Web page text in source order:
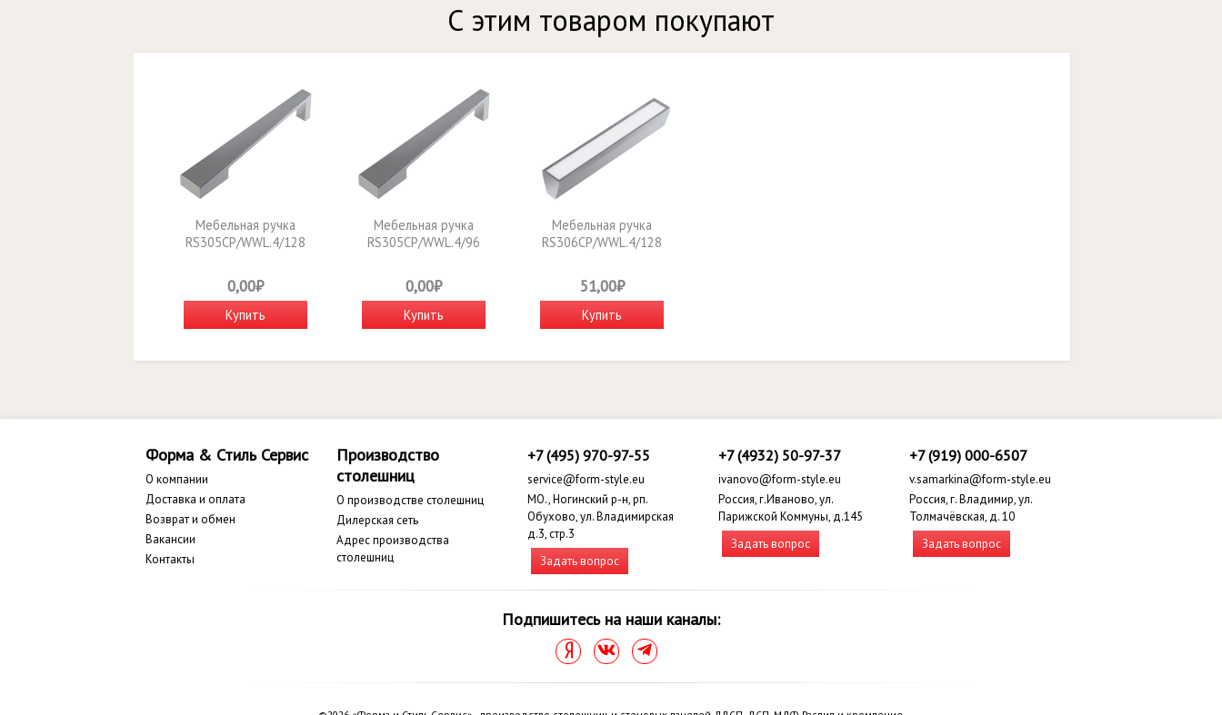
С этим товаром покупают
Мебельная ручка
RS305CP/WWL.4/128
0,00₽
Купить
Мебельная ручка
RS305CP/WWL.4/96
0,00₽
Купить
Мебельная ручка
RS306CP/WWL.4/128
51,00₽
Купить
Форма & Стиль Сервис
О компании
Доставка и оплата
Возврат и обмен
Вакансии
Контакты
Производство
столешниц
О производстве столешниц
Дилерская сеть
Адрес производства
столешниц
+7 (495) 970-97-55
service@form-style.eu
МО., Ногинский р-н, рп.
Обухово, ул. Владимирская
д.3, стр.3
Задать вопрос
+7 (4932) 50-97-37
ivanovo@form-style.eu
Россия, г.Иваново, ул.
Парижской Коммуны, д.145
Задать вопрос
+7 (919) 000-6507
v.samarkina@form-style.eu
Россия, г. Владимир, ул.
Толмачёвская, д. 10
Задать вопрос
Подпишитесь на наши каналы: